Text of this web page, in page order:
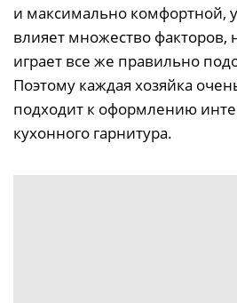
и максимально комфортной,
влияет множество
играет все же правильно
Поэтому каждая хозяйка
подходит к оформлению
кухонного гарнитура.